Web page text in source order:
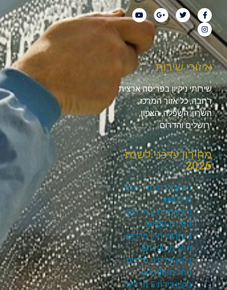
איזורי שירות
שירותי ניקיון בפריסה ארצית
רחבה, כל אזור המרכז,
השרון, השפלה, הצפון,
ירושלים והדרום.
מחירון עדכני לשנת
2026
ניקיון דירת חדר החל
מ-₪400
ניקיון דירת 2 חדרים
החל מ-₪800
ניקיון דירת 3 חדרים
החל מ-₪1100
ניקיון דירת 4 חדרים
החל מ-₪1300
ניקיון דירת 5 חדרים